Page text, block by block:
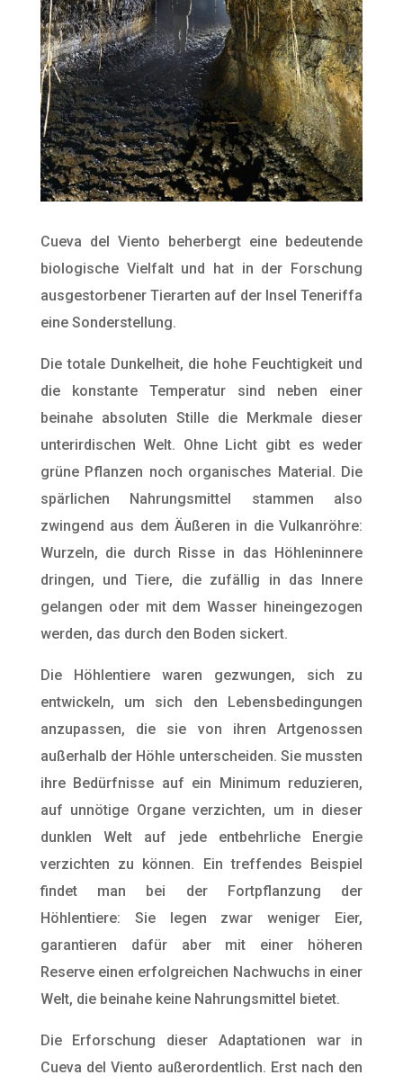
Cueva del Viento beherbergt eine bedeutende
biologische Vielfalt und hat in der Forschung
ausgestorbener Tierarten auf der Insel Teneriffa
eine Sonderstellung.
Die totale Dunkelheit, die hohe Feuchtigkeit und
die konstante Temperatur sind neben einer
beinahe absoluten Stille die Merkmale dieser
unterirdischen Welt. Ohne Licht gibt es weder
grüne Pflanzen noch organisches Material. Die
spärlichen Nahrungsmittel stammen also
zwingend aus dem Äußeren in die Vulkanröhre:
Wurzeln, die durch Risse in das Höhleninnere
dringen, und Tiere, die zufällig in das Innere
gelangen oder mit dem Wasser hineingezogen
werden, das durch den Boden sickert.
Die Höhlentiere waren gezwungen, sich zu
entwickeln, um sich den Lebensbedingungen
anzupassen, die sie von ihren Artgenossen
außerhalb der Höhle unterscheiden. Sie mussten
ihre Bedürfnisse auf ein Minimum reduzieren,
auf unnötige Organe verzichten, um in dieser
dunklen Welt auf jede entbehrliche Energie
verzichten zu können. Ein treffendes Beispiel
findet man bei der Fortpflanzung der
Höhlentiere: Sie legen zwar weniger Eier,
garantieren dafür aber mit einer höheren
Reserve einen erfolgreichen Nachwuchs in einer
Welt, die beinahe keine Nahrungsmittel bietet.
Die Erforschung dieser Adaptationen war in
Cueva del Viento außerordentlich. Erst nach den